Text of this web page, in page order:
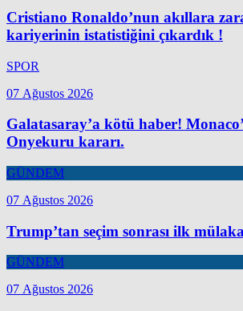
Cristiano Ronaldo’nun akıllara
kariyerinin istatistiğini çıkardık !
SPOR
07 Ağustos 2026
Galatasaray’a kötü haber!
Onyekuru kararı.
GÜNDEM
07 Ağustos 2026
Trump’tan seçim sonrası ilk
GÜNDEM
07 Ağustos 2026